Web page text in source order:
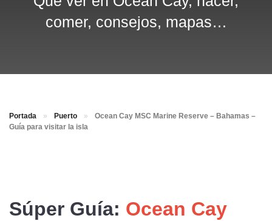
comer, consejos, mapas…
Portada » Puerto »
Ocean Cay MSC Marine Reserve – Bahamas –
Guía para visitar la isla
Súper Guía: Ocean Cay